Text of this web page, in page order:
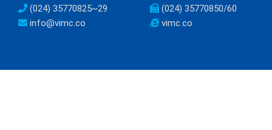
(024) 35770825~29
(024) 35770850/60
info@vimc.co
vimc.co